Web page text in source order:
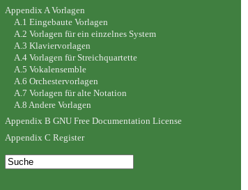
Appendix A Vorlagen
A.1 Eingebaute Vorlagen
A.2 Vorlagen für ein einzelnes System
A.3 Klaviervorlagen
A.4 Vorlagen für Streichquartette
A.5 Vokalensemble
A.6 Orchestervorlagen
A.7 Vorlagen für alte Notation
A.8 Andere Vorlagen
Appendix B GNU Free Documentation License
Appendix C Register